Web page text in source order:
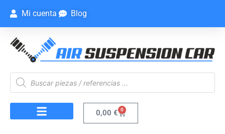
Mi cuenta Blog
0,00 € 0